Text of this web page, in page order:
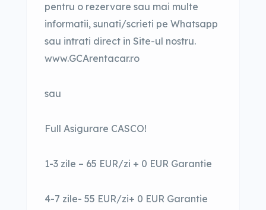
pentru o rezervare sau mai multe
informatii, sunati/scrieti pe Whatsapp
sau intrati direct in Site-ul nostru.
www.GCArentacar.ro
sau
Full Asigurare CASCO!
1-3 zile – 65 EUR/zi + 0 EUR Garantie
4-7 zile- 55 EUR/zi+ 0 EUR Garantie